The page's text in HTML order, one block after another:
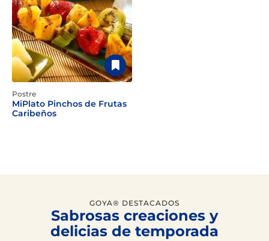
Postre
MiPlato Pinchos de Frutas
Caribeños
GOYA® DESTACADOS
Sabrosas creaciones y
delicias de temporada